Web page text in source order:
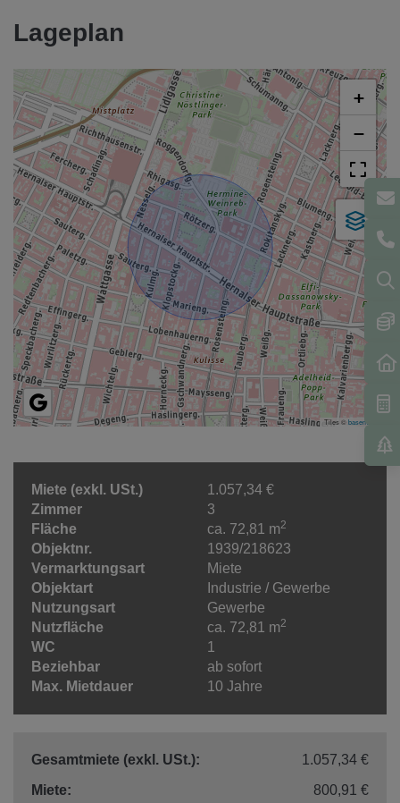
Lageplan
+
−
Tiles ©basemap.at
Miete (exkl. USt.)
1.057,34 €
Zimmer
3
Fläche
ca. 72,81 m2
Objektnr.
1939/218623
Vermarktungsart
Miete
Objektart
Industrie / Gewerbe
Nutzungsart
Gewerbe
Nutzfläche
ca. 72,81 m2
WC
1
Beziehbar
ab sofort
Max. Mietdauer
10 Jahre
Gesamtmiete (exkl. USt.):
1.057,34 €
Miete:
800,91 €